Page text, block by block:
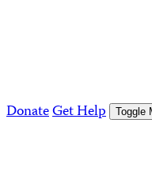
DonateGet Help Toggle